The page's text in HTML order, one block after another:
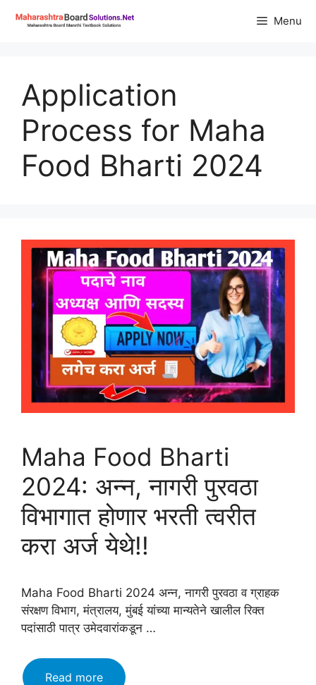
Menu
Application
Process for Maha
Food Bharti 2024
Maha Food Bharti
2024: अन्न, नागरी पुरवठा
विभागात होणार भरती त्वरीत
करा अर्ज येथे!!
Maha Food Bharti 2024 अन्न, नागरी पुरवठा व ग्राहक
संरक्षण विभाग, मंत्रालय, मुंबई यांच्या मान्यतेने खालील रिक्त
पदांसाठी पात्र उमेदवारांकडून …
Read moreMaha